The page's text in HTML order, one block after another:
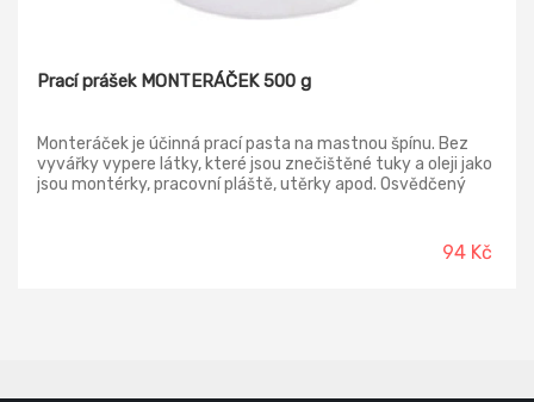
Prací prášek MONTERÁČEK 500 g
Monteráček je účinná prací pasta na mastnou špínu. Bez
vyvářky vypere látky, které jsou znečištěné tuky a oleji jako
jsou montérky, pracovní pláště, utěrky apod. Osvědčený
vypere látky znečištěné tuky a oleji – montérky, pracovní
94 Kč